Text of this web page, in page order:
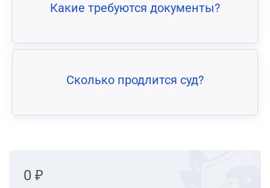
Какие требуются документы?
Сколько продлится суд?
0 ₽